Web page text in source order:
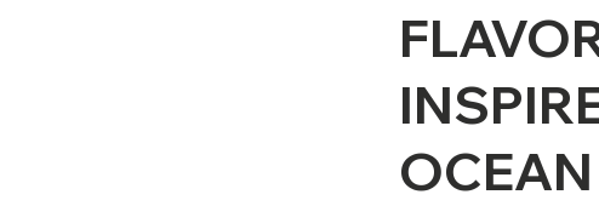
OCEAN